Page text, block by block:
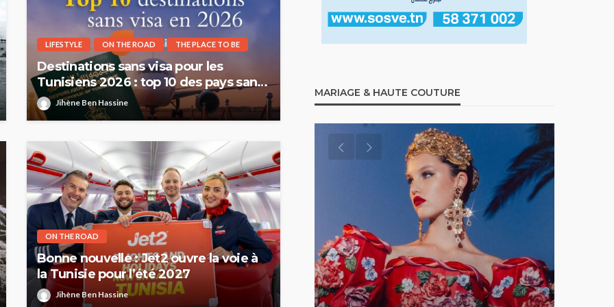
LIFESTYLE ON THE ROAD THE PLACE TO BE
Destinations sans visa pour les
Tunisiens 2026 : top 10 des pays sans
visa pour les Tunisiens été 2026
Jihène Ben Hassine
ON THE ROAD
Bonne nouvelle : Jet2 ouvre la voie à
la Tunisie pour l’été 2027
Jihène Ben Hassine
MARIAGE & HAUTE COUTURE